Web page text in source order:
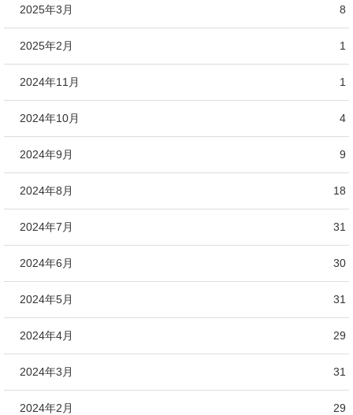
2025年3月 8
2025年2月 1
2024年11月 1
2024年10月 4
2024年9月 9
2024年8月 18
2024年7月 31
2024年6月 30
2024年5月 31
2024年4月 29
2024年3月 31
2024年2月 29